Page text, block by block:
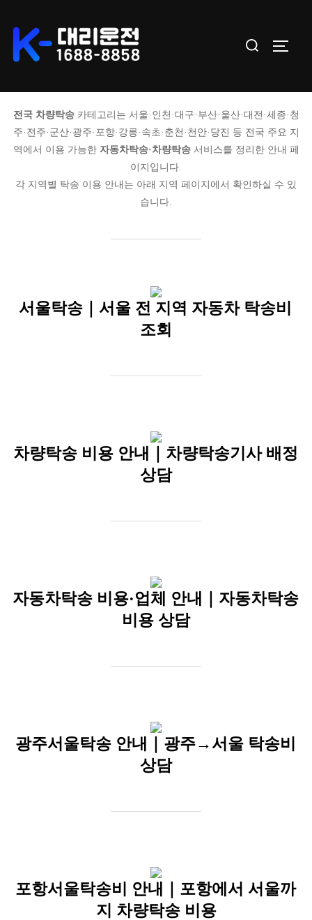
content
Search
전국 차량탁송카테고리는 서울·인천·대구·부산·울산·대전·세종·청
주·전주·군산·광주·포항·강릉·속초·춘천·천안·당진 등 전국 주요 지
역에서 이용 가능한 자동차탁송·차량탁송서비스를 정리한 안내 페
이지입니다.
각 지역별 탁송 이용 안내는 아래 지역 페이지에서 확인하실 수 있
습니다.
서울탁송｜서울 전 지역 자동차 탁송비
조회
차량탁송 비용 안내｜차량탁송기사 배정
상담
자동차탁송 비용·업체 안내｜자동차탁송
비용 상담
광주서울탁송 안내｜광주→서울 탁송비
상담
포항서울탁송비 안내｜포항에서 서울까
지 차량탁송 비용